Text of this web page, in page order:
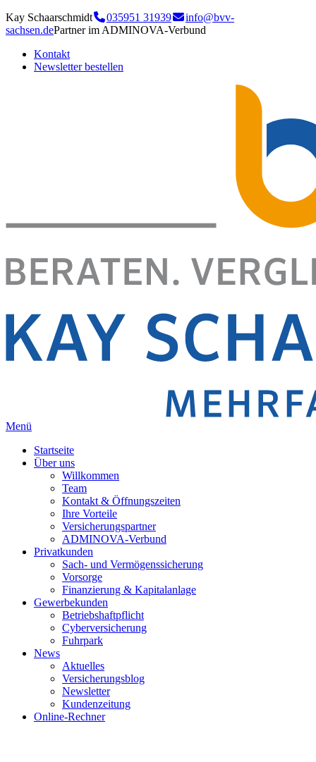
Kay Schaarschmidt 035951 31939
info@bvv-
sachsen.dePartner im ADMINOVA-Verbund
Kontakt
Newsletter bestellen
Menü
Startseite
Über uns
Willkommen
Team
Kontakt & Öffnungszeiten
Ihre Vorteile
Versicherungspartner
ADMINOVA-Verbund
Privatkunden
Sach- und Vermögenssicherung
Vorsorge
Finanzierung & Kapitalanlage
Gewerbekunden
Betriebshaftpflicht
Cyberversicherung
Fuhrpark
News
Aktuelles
Versicherungsblog
Newsletter
Kundenzeitung
Online-Rechner